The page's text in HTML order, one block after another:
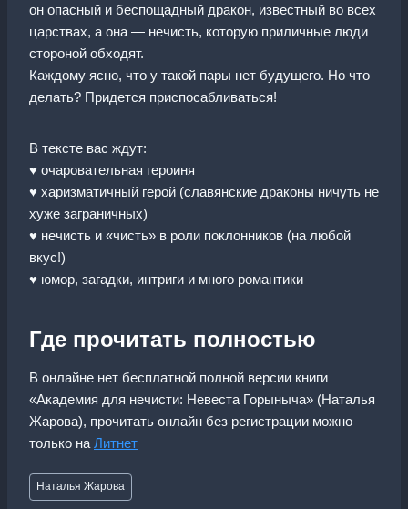
он опасный и беспощадный дракон, известный во всех
царствах, а она — нечисть, которую приличные люди
стороной обходят.
Каждому ясно, что у такой пары нет будущего. Но что
делать? Придется приспосабливаться!
В тексте вас ждут:
♥ очаровательная героиня
♥ харизматичный герой (славянские драконы ничуть не
хуже заграничных)
♥ нечисть и «чисть» в роли поклонников (на любой
вкус!)
♥ юмор, загадки, интриги и много романтики
Где прочитать полностью
В онлайне нет бесплатной полной версии книги
«Академия для нечисти: Невеста Горыныча» (Наталья
Жарова), прочитать онлайн без регистрации можно
только на Литнет
Метки
записи:
Наталья Жарова